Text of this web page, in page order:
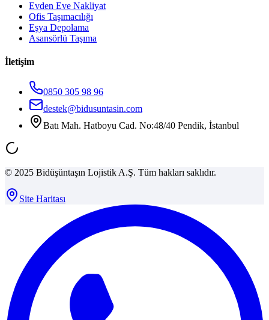
Evden Eve Nakliyat
Ofis Taşımacılığı
Eşya Depolama
Asansörlü Taşıma
İletişim
0850 305 98 96
destek@bidusuntasin.com
Batı Mah. Hatboyu Cad. No:48/40 Pendik, İstanbul
© 2025 Bidüşüntaşın Lojistik A.Ş. Tüm hakları saklıdır.
Site Haritası